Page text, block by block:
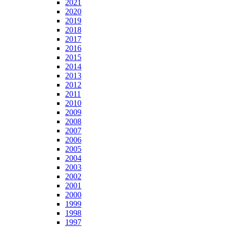
2021
2020
2019
2018
2017
2016
2015
2014
2013
2012
2011
2010
2009
2008
2007
2006
2005
2004
2003
2002
2001
2000
1999
1998
1997